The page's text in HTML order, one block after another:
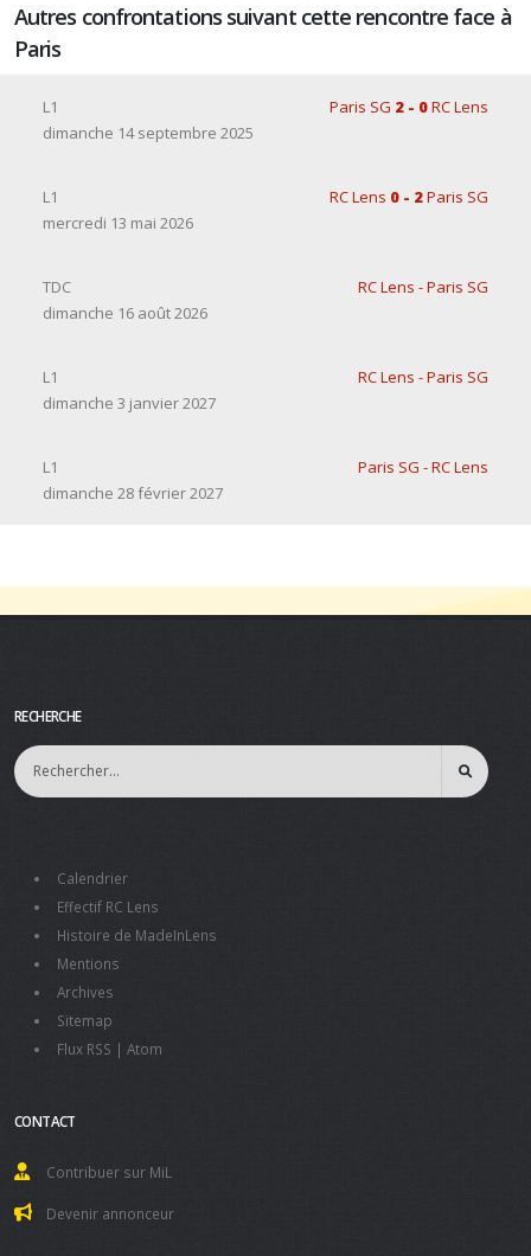
Autres confrontations suivant cette rencontre face à
Paris
L1 Paris SG 2 - 0RC Lens
dimanche 14 septembre 2025
L1 RC Lens 0 - 2Paris SG
mercredi 13 mai 2026
TDC
RC Lens - Paris SG
dimanche 16 août 2026
L1
RC Lens - Paris SG
dimanche 3 janvier 2027
L1
Paris SG - RC Lens
dimanche 28 février 2027
RECHERCHE
Calendrier
Effectif RC Lens
Histoire de MadeInLens
Mentions
Archives
Sitemap
Flux RSS | Atom
CONTACT
Contribuer sur MiL
Devenir annonceur